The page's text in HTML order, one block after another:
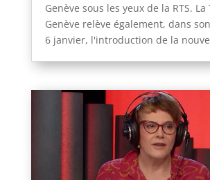
Genève sous les yeux de la RTS.
Genève relève également, dans
6 janvier, l'introduction de la